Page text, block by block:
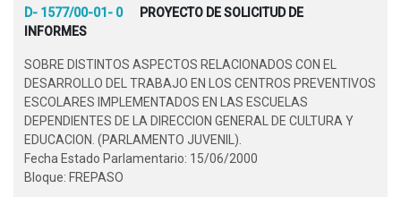
D- 1577/00-01- 0
PROYECTO DE SOLICITUD DE
INFORMES
SOBRE DISTINTOS ASPECTOS RELACIONADOS CON EL
DESARROLLO DEL TRABAJO EN LOS CENTROS PREVENTIVOS
ESCOLARES IMPLEMENTADOS EN LAS ESCUELAS
DEPENDIENTES DE LA DIRECCION GENERAL DE CULTURA Y
EDUCACION. (PARLAMENTO JUVENIL).
Fecha Estado Parlamentario: 15/06/2000
Bloque: FREPASO